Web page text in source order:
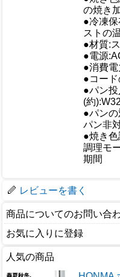
の焼き
●冷凍
ストの
●材質:
●電源
●消費
●コー
●パン
(約
●パン
パン非
●焼き
調理モ
期間
レビューを書く
商品についてのお問い合
お気に入りに登録
人気の商品